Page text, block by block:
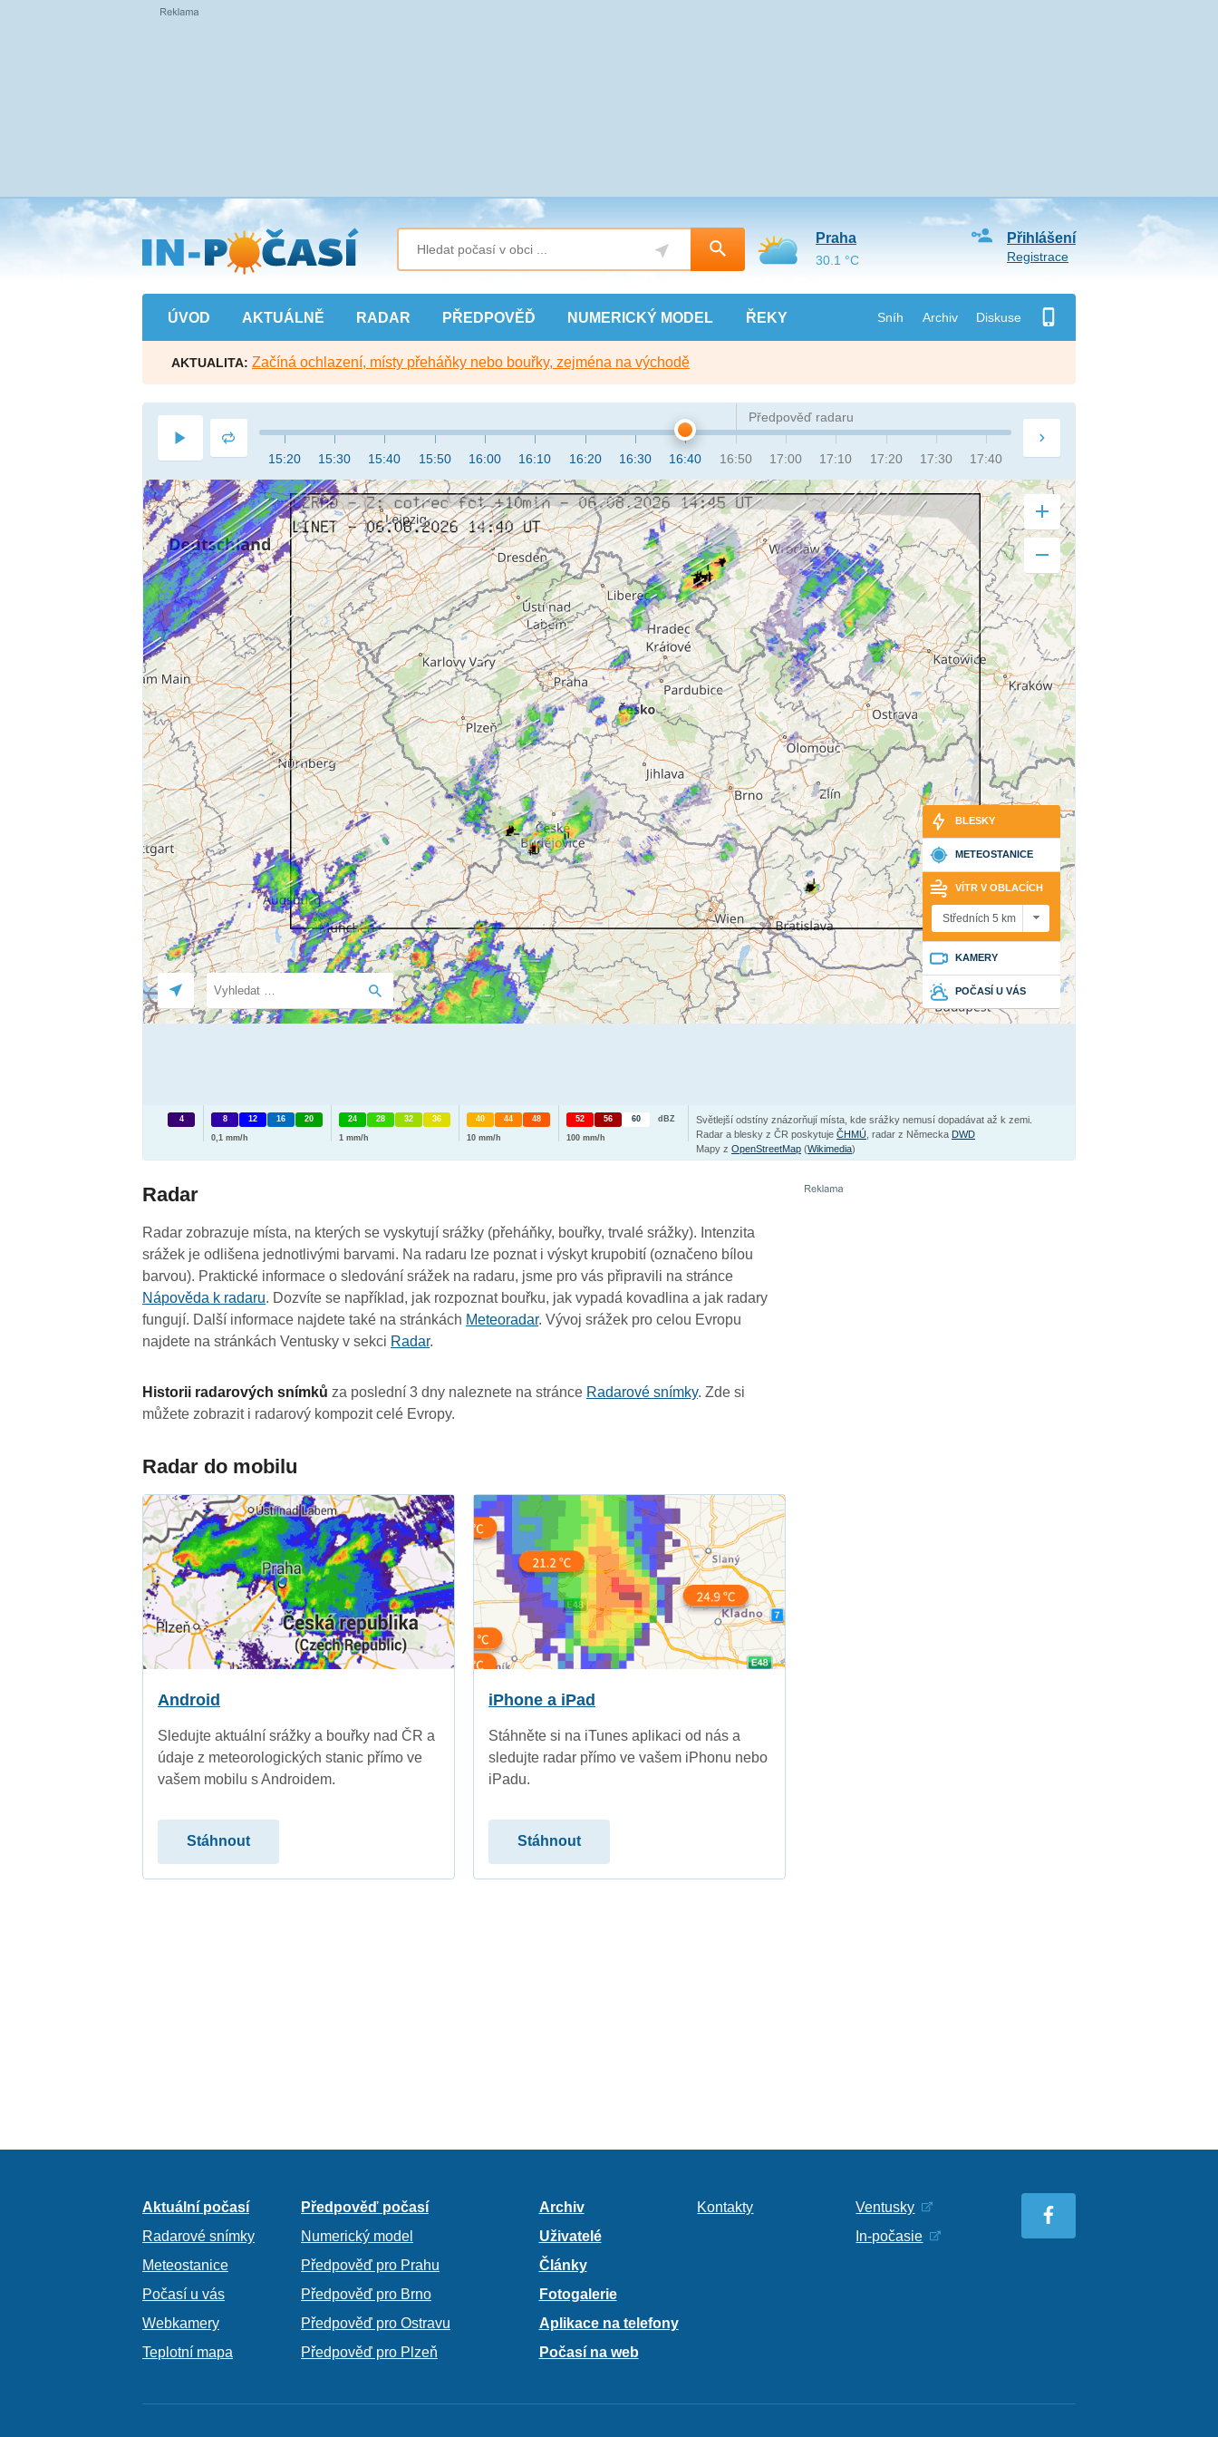
Přejít
na
hlavní
obsah
ÚVOD AKTUÁLNĚ RADAR PŘEDPOVĚĎ NUMERICKÝ MODEL ŘEKY Sníh Archiv Diskuse
Přihlášení
Registrace
Praha
30.1 °C
AKTUALITA: Začíná ochlazení, místy přeháňky nebo bouřky, zejména na východě
Předpověď radaru
15:20 15:30 15:40 15:50 16:00 16:10 16:20 16:30 16:40 16:50 17:00 17:10 17:20 17:30 17:40
BLESKY
METEOSTANICE
VÍTR V OBLACÍCH
KAMERY
POČASÍ U VÁS
4 8 12 16 20
0,1 mm/h
24 28 32 36
1 mm/h
40 44 48
10 mm/h
52 56 60 dBZ
100 mm/h
Světlejší odstíny znázorňují místa, kde srážky nemusí dopadávat až k zemi.
Radar a blesky z ČR poskytujeČHMÚ , radar z Německa DWD
Mapy zOpenStreetMap (Wikimedia)
Radar
Radar zobrazuje místa, na kterých se vyskytují srážky (přeháňky, bouřky, trvalé srážky). Intenzita
srážek je odlišena jednotlivými barvami. Na radaru lze poznat i výskyt krupobití (označeno bílou
barvou). Praktické informace o sledování srážek na radaru, jsme pro vás připravili na stránce
Nápověda k radaru. Dozvíte se například, jak rozpoznat bouřku, jak vypadá kovadlina a jak radary
fungují. Další informace najdete také na stránkách Meteoradar. Vývoj srážek pro celou Evropu
najdete na stránkách Ventusky v sekci Radar.
Historii radarových snímků za poslední 3 dny naleznete na stránce Radarové snímky. Zde si
můžete zobrazit i radarový kompozit celé Evropy.
Radar do mobilu
Android
Sledujte aktuální srážky a bouřky nad ČR a
údaje z meteorologických stanic přímo ve
vašem mobilu s Androidem.
Stáhnout
iPhone a iPad
Stáhněte si na iTunes aplikaci od nás a
sledujte radar přímo ve vašem iPhonu nebo
iPadu.
Stáhnout
Aktuální počasí
Radarové snímky
Meteostanice
Počasí u vás
Webkamery
Teplotní mapa
Předpověď počasí
Numerický model
Předpověď pro Prahu
Předpověď pro Brno
Předpověď pro Ostravu
Předpověď pro Plzeň
Archiv
Uživatelé
Články
Fotogalerie
Aplikace na telefony
Počasí na web
Kontakty
Ventusky
In-počasie